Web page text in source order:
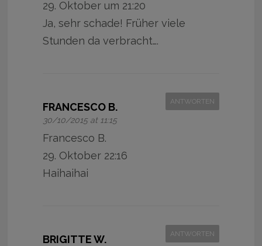
29. Oktober um 21:20
Ja, sehr schade! Früher viele
Stunden da verbracht….
FRANCESCO B.
30/10/2015 at 11:15
ANTWORTEN
Francesco B.
29. Oktober 22:16
Haihaihai
BRIGITTE W. ANTWORTEN